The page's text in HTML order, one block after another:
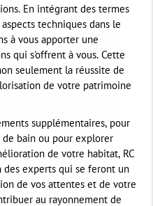
En intégrant des termes
techniques dans le
à vous apporter une
qui s'offrent à vous. Cette
seulement la réussite de
de votre patrimoine
supplémentaires, pour
bain ou pour explorer
de votre habitat, RC
des experts qui se feront un
de vos attentes et de votre
au rayonnement de